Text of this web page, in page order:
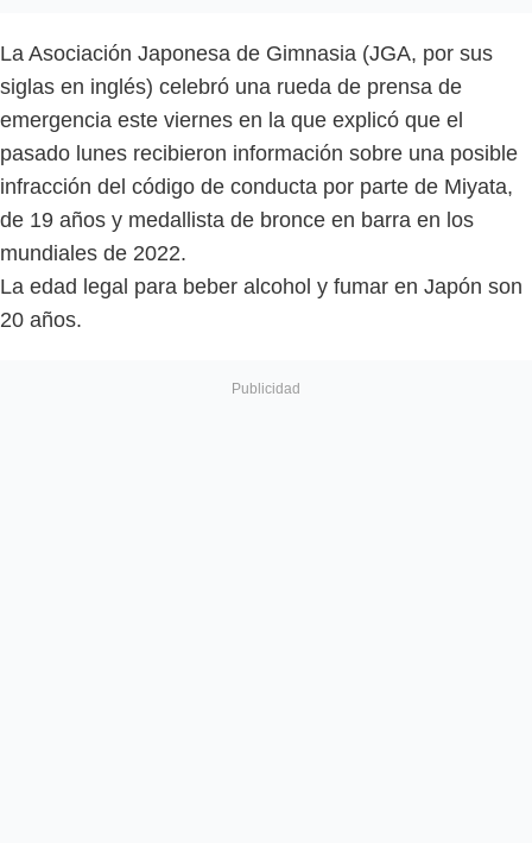
La Asociación Japonesa de Gimnasia (JGA, por sus
siglas en inglés) celebró una rueda de prensa de
emergencia este viernes en la que explicó que el
pasado lunes recibieron información sobre una posible
infracción del código de conducta por parte de Miyata,
de 19 años y medallista de bronce en barra en los
mundiales de 2022.
La edad legal para beber alcohol y fumar en Japón son
20 años.